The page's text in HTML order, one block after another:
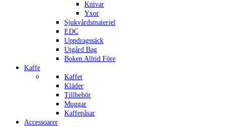
Knivar
Yxor
Sjukvårdsmateriel
EDC
Uppdragssäck
Utgård Bag
Boken Alltid Före
Kaffe
Kaffet
Kläder
Tillbehör
Muggar
Kaffepåsar
Accessoarer